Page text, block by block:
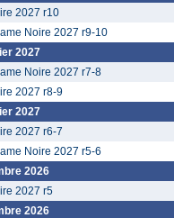
2027 r10
Noire 2027 r9-10
2027
Noire 2027 r7-8
2027 r8-9
2027
2027 r6-7
Noire 2027 r5-6
2026
2027 r5
2026